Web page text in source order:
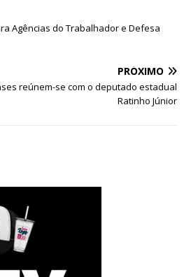
Agências do Trabalhador e Defesa
PRÓXIMO
reúnem-se com o deputado estadual
Ratinho Júnior